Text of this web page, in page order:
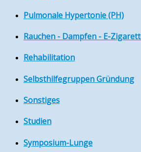
Pulmonale Hypertonie (PH)
Rauchen - Dampfen - E-
Rehabilitation
Selbsthilfegruppen Gründung
Sonstiges
Studien
Symposium-Lunge